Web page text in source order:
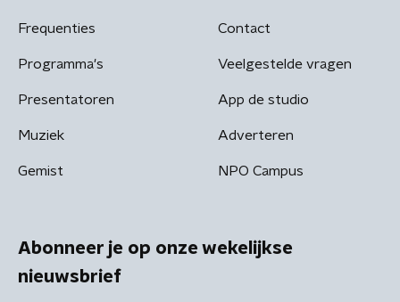
Frequenties
Programma's
Presentatoren
Muziek
Gemist
Contact
Veelgestelde vragen
App de studio
Adverteren
NPO Campus
Abonneer je op onze wekelijkse
nieuwsbrief